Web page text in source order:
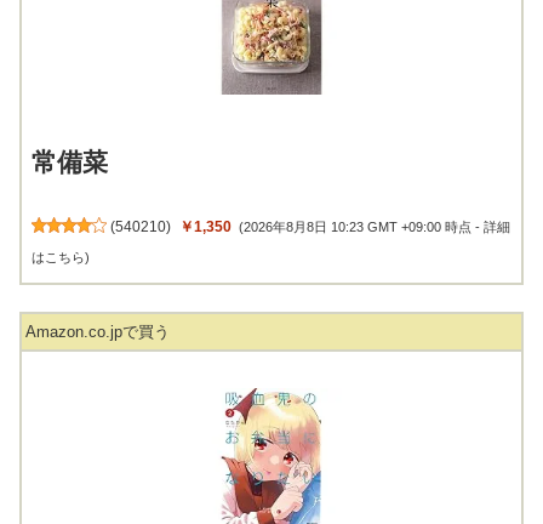
常備菜
(540210) ￥1,350 (2026年8月8日 10:23 GMT +09:00 時点 -詳細
はこちら)
Amazon.co.jpで買う